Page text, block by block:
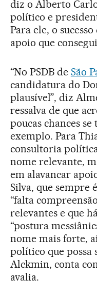
diz o Alberto
político e
Para ele, o
apoio que
“No PSDB de São
candidatura do
plausível”, diz
ressalva de que
poucas chances
exemplo. Para
consultoria
nome relevante,
em alavancar
Silva, que sempre
“falta
relevantes e que
“postura
nome mais forte,
político que possa
Alckmin, conta
avalia.